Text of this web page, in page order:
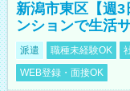
新潟市東区【週
ンションで生活
派遣 職種未経験OK
WEB登録・面接OK